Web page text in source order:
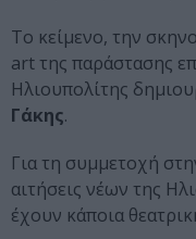
Το κείμενο, την
art της παράστασης
Hλιουπολίτης
Γάκης.
Για τη συμμετοχή
αιτήσεις νέων της
έχουν κάποια